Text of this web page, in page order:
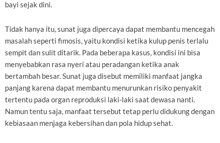
bayi sejak dini.
Tidak hanya itu, sunat juga dipercaya dapat membantu mencegah
masalah seperti fimosis, yaitu kondisi ketika kulup penis terlalu
sempit dan sulit ditarik. Pada beberapa kasus, kondisi ini bisa
menyebabkan rasa nyeri atau peradangan ketika anak
bertambah besar. Sunat juga disebut memiliki manfaat jangka
panjang karena dapat membantu menurunkan risiko penyakit
tertentu pada organ reproduksi laki-laki saat dewasa nanti.
Namun tentu saja, manfaat tersebut tetap perlu didukung dengan
kebiasaan menjaga kebersihan dan pola hidup sehat.